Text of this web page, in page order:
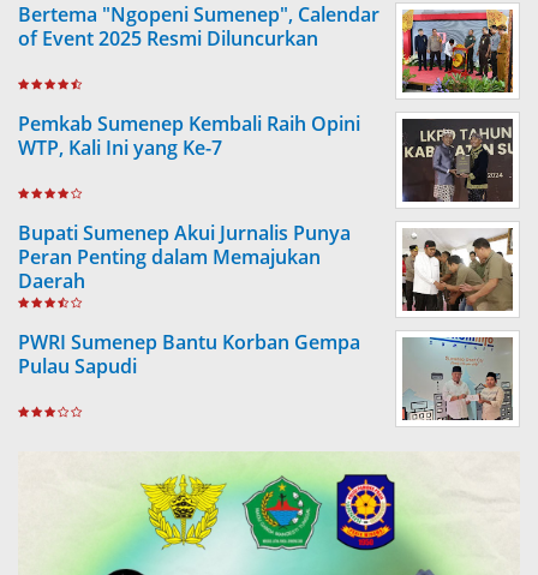
Bertema "Ngopeni Sumenep", Calendar
of Event 2025 Resmi Diluncurkan
Pemkab Sumenep Kembali Raih Opini
WTP, Kali Ini yang Ke-7
Bupati Sumenep Akui Jurnalis Punya
Peran Penting dalam Memajukan
Daerah
PWRI Sumenep Bantu Korban Gempa
Pulau Sapudi